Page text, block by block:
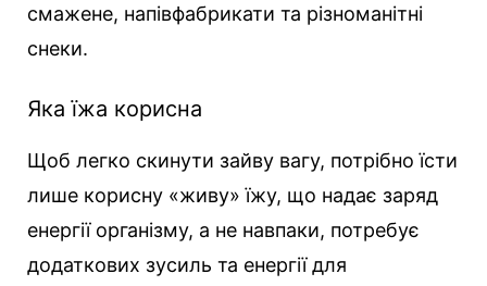
смажене, напівфабрикати та різноманітні
снеки.
Яка їжа корисна
Щоб легко скинути зайву вагу, потрібно їсти
лише корисну «живу» їжу, що надає заряд
енергії організму, а не навпаки, потребує
додаткових зусиль та енергії для